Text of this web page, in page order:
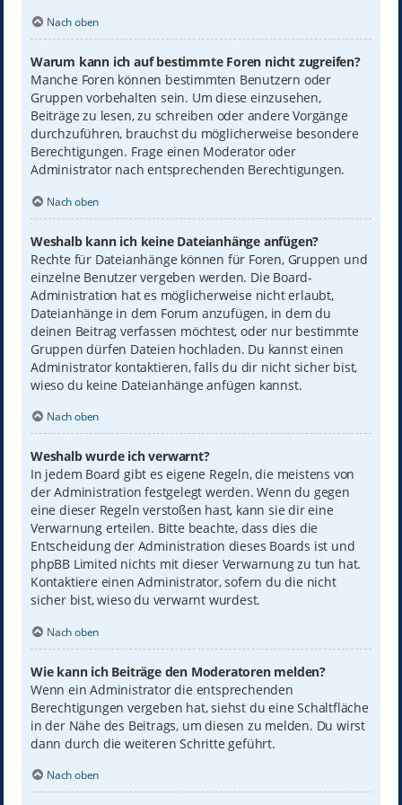
Nach oben
Warum kann ich auf bestimmte Foren nicht zugreifen?
Manche Foren können bestimmten Benutzern oder
Gruppen vorbehalten sein. Um diese einzusehen,
Beiträge zu lesen, zu schreiben oder andere Vorgänge
durchzuführen, brauchst du möglicherweise besondere
Berechtigungen. Frage einen Moderator oder
Administrator nach entsprechenden Berechtigungen.
Nach oben
Weshalb kann ich keine Dateianhänge anfügen?
Rechte für Dateianhänge können für Foren, Gruppen und
einzelne Benutzer vergeben werden. Die Board-
Administration hat es möglicherweise nicht erlaubt,
Dateianhänge in dem Forum anzufügen, in dem du
deinen Beitrag verfassen möchtest, oder nur bestimmte
Gruppen dürfen Dateien hochladen. Du kannst einen
Administrator kontaktieren, falls du dir nicht sicher bist,
wieso du keine Dateianhänge anfügen kannst.
Nach oben
Weshalb wurde ich verwarnt?
In jedem Board gibt es eigene Regeln, die meistens von
der Administration festgelegt werden. Wenn du gegen
eine dieser Regeln verstoßen hast, kann sie dir eine
Verwarnung erteilen. Bitte beachte, dass dies die
Entscheidung der Administration dieses Boards ist und
phpBB Limited nichts mit dieser Verwarnung zu tun hat.
Kontaktiere einen Administrator, sofern du die nicht
sicher bist, wieso du verwarnt wurdest.
Nach oben
Wie kann ich Beiträge den Moderatoren melden?
Wenn ein Administrator die entsprechenden
Berechtigungen vergeben hat, siehst du eine Schaltfläche
in der Nähe des Beitrags, um diesen zu melden. Du wirst
dann durch die weiteren Schritte geführt.
Nach oben